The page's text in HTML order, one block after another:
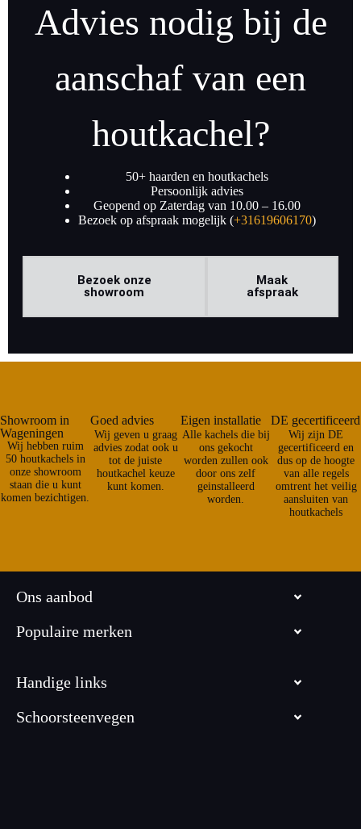
Advies nodig bij de
aanschaf van een
houtkachel?
50+ haarden en houtkachels
Persoonlijk advies
Geopend op Zaterdag van 10.00 – 16.00
Bezoek op afspraak mogelijk (+31619606170)
Bezoek onze
showroom
Maak
afspraak
Showroom in
Wageningen
Wij hebben ruim
50 houtkachels in
onze showroom
staan die u kunt
komen bezichtigen.
Goed advies
Wij geven u graag
advies zodat ook u
tot de juiste
houtkachel keuze
kunt komen.
Eigen installatie
Alle kachels die bij
ons gekocht
worden zullen ook
door ons zelf
geinstalleerd
worden.
DE gecertificeerd
Wij zijn DE
gecertificeerd en
dus op de hoogte
van alle regels
omtrent het veilig
aansluiten van
houtkachels
Ons aanbod
Populaire merken
Handige links
Schoorsteenvegen